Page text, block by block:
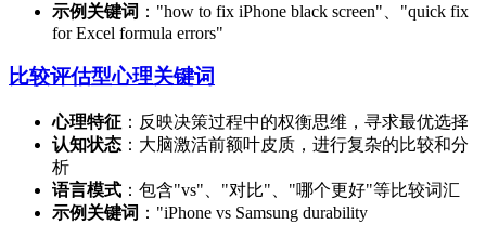
示例关键词 ："how to fix iPhone black screen"、"quick fix
for Excel formula errors"
比较评估型心理关键词
心理特征 ：反映决策过程中的权衡思维，寻求最优选择
认知状态 ：大脑激活前额叶皮质，进行复杂的比较和分
析
语言模式 ：包含"vs"、"对比"、"哪个更好"等比较词汇
示例关键词 ："iPhone vs Samsung durability